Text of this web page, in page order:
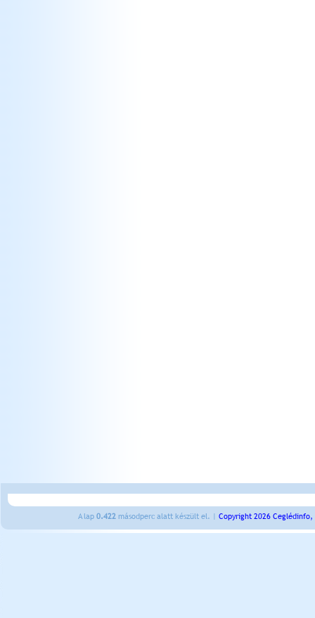
A lap 0.422 másodperc alatt készült el. | Copyright 2026